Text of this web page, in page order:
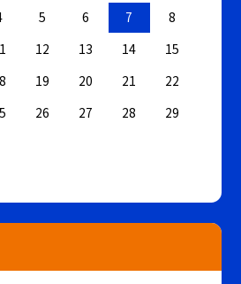
5 6 7
8
12 13 14
15
19 20 21
22
26 27 28
29